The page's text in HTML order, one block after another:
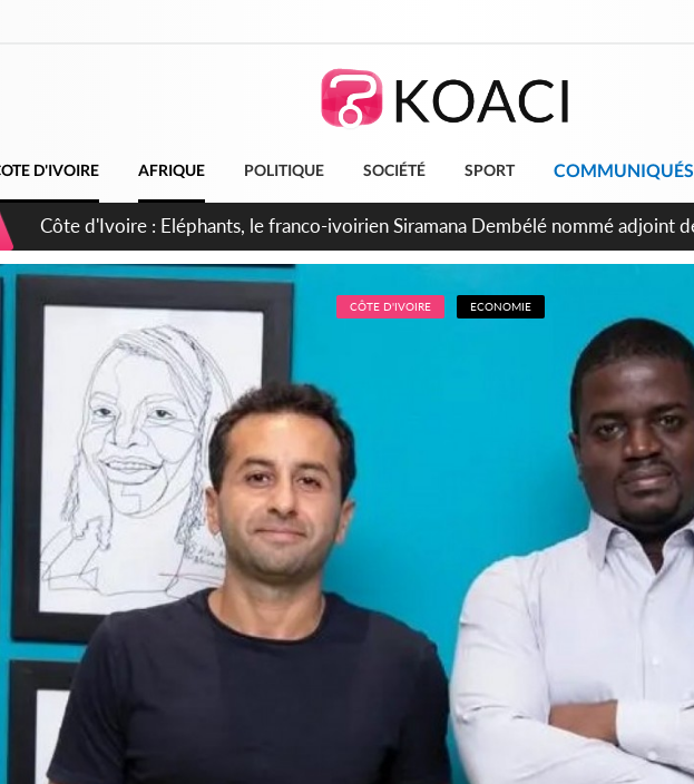
D'IVOIRE AFRIQUE POLITIQUE SOCIÉTÉ SPORT COMMUNIQUÉS
Cameroun : 5 combattants séparatistes neutralisés, le Mindef dément les
CÔTE D'IVOIRE ECONOMIE